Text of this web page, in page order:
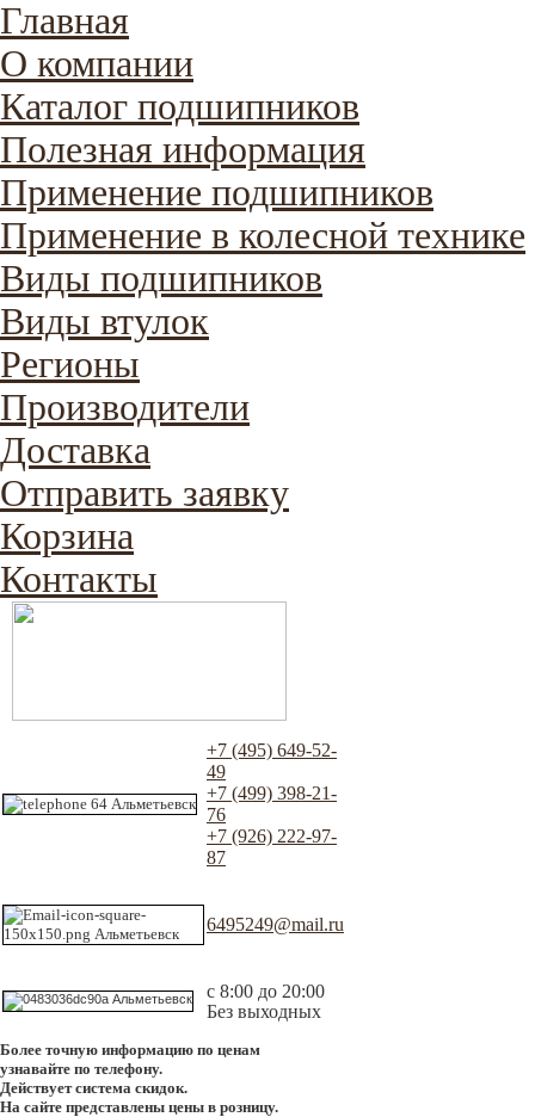
Главная
О компании
Каталог подшипников
Полезная информация
Применение подшипников
Применение в колесной технике
Виды подшипников
Виды втулок
Регионы
Производители
Доставка
Отправить заявку
Корзина
Контакты
+7 (495) 649-52-
49
+7 (499) 398-21-
76
+7 (926) 222-97-
87
6495249@mail.ru
с 8:00 до 20:00
Без выходных
Более точную информацию по ценам
узнавайте по телефону.
Действует система скидок.
На сайте представлены цены в розницу.